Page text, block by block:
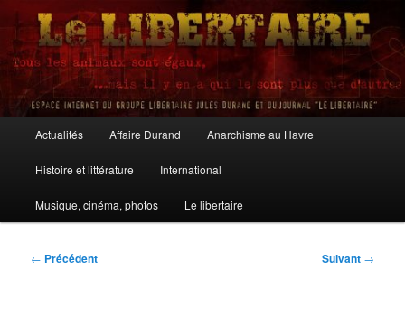
Aller
contenu
principalLe Libertaire
principal
Actualités Affaire Durand Anarchisme au Havre
Histoire et littérature International
Musique, cinéma, photos Le libertaire
Navigation
← Précédent Suivant →